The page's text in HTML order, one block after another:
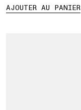
AJOUTER AU PANIER